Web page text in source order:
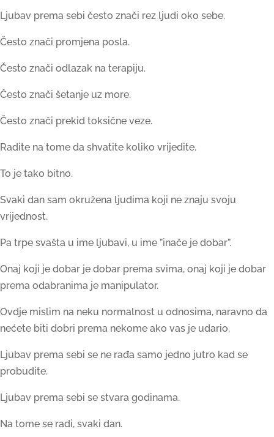
Ljubav prema sebi često znači rez ljudi oko sebe.
Često znači promjena posla.
Često znači odlazak na terapiju.
Često znači šetanje uz more.
Često znači prekid toksične veze.
Radite na tome da shvatite koliko vrijedite.
To je tako bitno.
Svaki dan sam okružena ljudima koji ne znaju svoju
vrijednost.
Pa trpe svašta u ime ljubavi, u ime ”inače je dobar”.
Onaj koji je dobar je dobar prema svima, onaj koji je dobar
prema odabranima je manipulator.
Ovdje mislim na neku normalnost u odnosima, naravno da
nećete biti dobri prema nekome ako vas je udario.
Ljubav prema sebi se ne rađa samo jedno jutro kad se
probudite.
Ljubav prema sebi se stvara godinama.
Na tome se radi, svaki dan.